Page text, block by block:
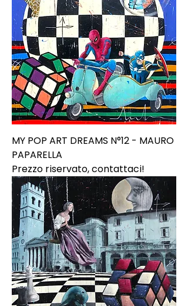
MY POP ART DREAMS N°12 - MAURO
PAPARELLA
Prezzo riservato, contattaci!